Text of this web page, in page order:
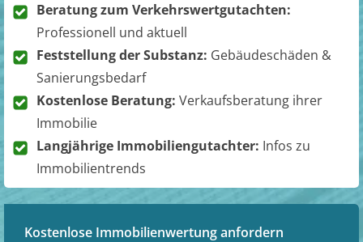
Beratung zum Verkehrswertgutachten:
Professionell und aktuell
Feststellung der Substanz: Gebäudeschäden &
Sanierungsbedarf
Kostenlose Beratung: Verkaufsberatung ihrer
Immobilie
Langjährige Immobiliengutachter: Infos zu
Immobilientrends
Kostenlose Immobilienwertung anfordern